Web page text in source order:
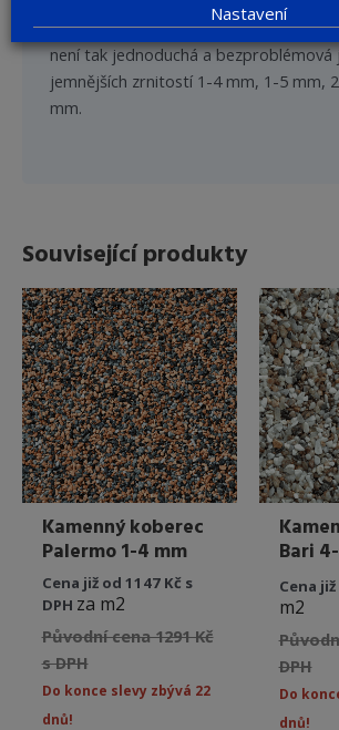
pouze proškoleným odborným
není tak jednoduchá a bezproblémová
jemnějších zrnitostí 1-4 mm, 1-5 mm,
mm.
Související produkty
Kamenný koberec
Palermo 1-4 mm
Cena již od 1147 Kč s
DPH za m2
Původní cena 1291 Kč
s DPH
Do konce slevy zbývá 22
dnů!
Bari
Cena již
m2
DPH
Do
dnů!
Nastavení